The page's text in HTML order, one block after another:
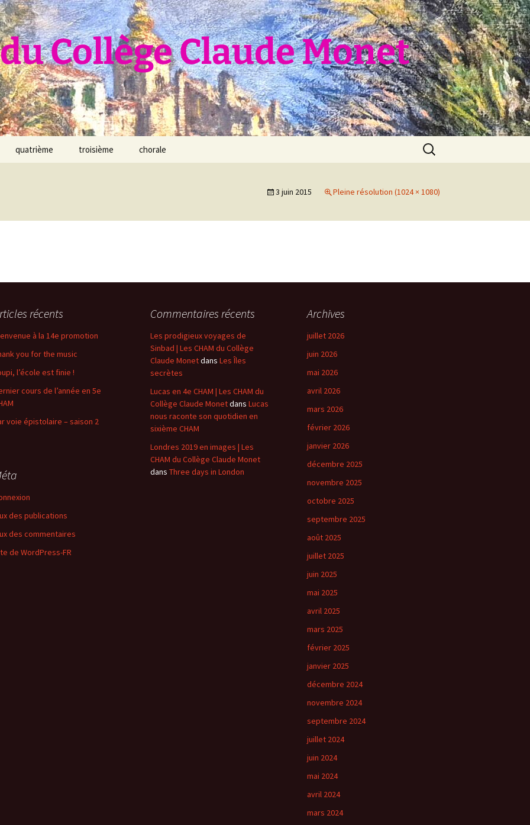
Collège Claude Monet
quatrième troisième chorale
Rechercher :
3 juin 2015 Pleine résolution (1024 × 1080)
→
récents
à la 14e promotion
you for the music
l’école est finie !
cours de l’année en 5e
voie épistolaire – saison 2
Commentaires récents
Les prodigieux voyages de
Sinbad | Les CHAM du Collège
Claude Monetdans Les Îles
secrètes
Lucas en 4e CHAM | Les CHAM du
Collège Claude Monetdans Lucas
nous raconte son quotidien en
sixième CHAM
Londres 2019 en images | Les
CHAM du Collège Claude Monet
dans Three days in London
Archives
juillet 2026
juin 2026
mai 2026
avril 2026
mars 2026
février 2026
janvier 2026
décembre 2025
novembre 2025
octobre 2025
septembre 2025
août 2025
juillet 2025
juin 2025
mai 2025
avril 2025
mars 2025
février 2025
janvier 2025
décembre 2024
novembre 2024
septembre 2024
juillet 2024
juin 2024
mai 2024
avril 2024
mars 2024
des publications
des commentaires
de WordPress-FR